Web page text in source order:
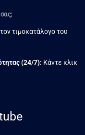
τιμοκατάλογο του
(24/7): Κάντε κλικ